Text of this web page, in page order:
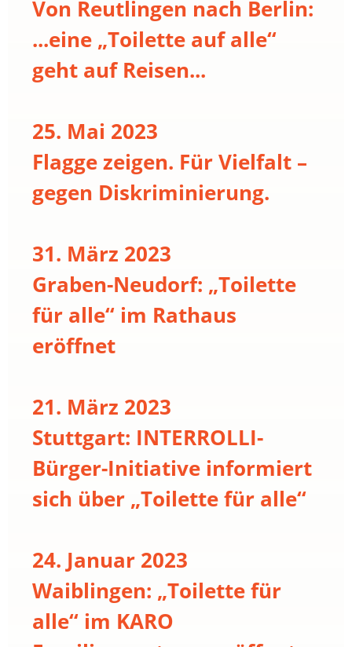
Von Reutlingen nach Berlin:
...eine „Toilette auf alle“
geht auf Reisen...
25. Mai 2023
Flagge zeigen. Für Vielfalt –
gegen Diskriminierung.
31. März 2023
Graben-Neudorf: „Toilette
für alle“ im Rathaus
eröffnet
21. März 2023
Stuttgart: INTERROLLI-
Bürger-Initiative informiert
sich über „Toilette für alle“
24. Januar 2023
Waiblingen: „Toilette für
alle“ im KARO